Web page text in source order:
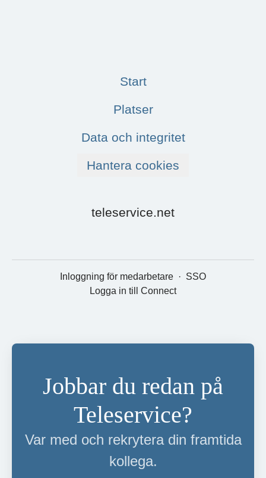
Start
Platser
Data och integritet
Hantera cookies
teleservice.net
Inloggning för medarbetare · SSO
Logga in till Connect
Jobbar du redan på
Teleservice?
Var med och rekrytera din framtida
kollega.